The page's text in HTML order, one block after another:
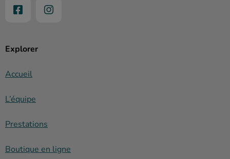
Explorer
Accueil
L’équipe
Prestations
Boutique en ligne